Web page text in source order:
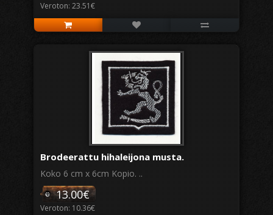
Veroton: 23.51€
Brodeerattu hihaleijona musta.
Koko 6 cm x 6cm Kopio. ..
13.00€
Veroton: 10.36€